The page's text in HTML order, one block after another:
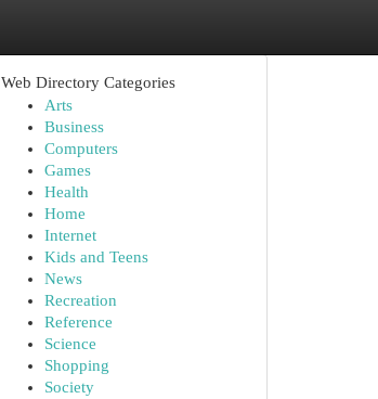
Web Directory Categories
Arts
Business
Computers
Games
Health
Home
Internet
Kids and Teens
News
Recreation
Reference
Science
Shopping
Society